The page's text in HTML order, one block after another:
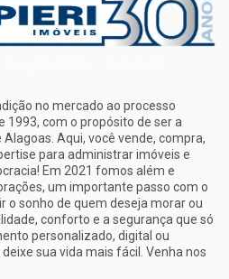
no mercado ao processo
1993, com o propósito de ser a
Aqui, você vende, compra,
para administrar imóveis e
Em 2021 fomos além e
um importante passo com o
o sonho de quem deseja morar ou
conforto e a segurança que só
personalizado, digital ou
sua vida mais fácil. Venha nos